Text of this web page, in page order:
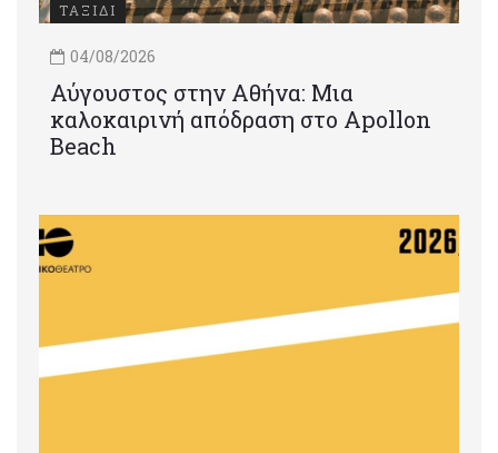
ΤΑΞΙΔΙ
04/08/2026
Αύγουστος στην Αθήνα: Μια
καλοκαιρινή απόδραση στο Apollon
Beach